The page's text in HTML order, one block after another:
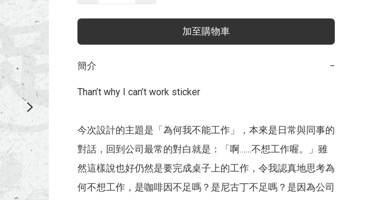
加至購物車
簡介 −
Than’t why I can’t work sticker
今次設計的主題是「為何我不能工作」，本來是日常與同事的
對話，回到公司最常的對白就是：「啊……不想工作喔。」雖
然這樣說也好仍然是要完成桌子上的工作，令我認真地思考為
何不想工作，是咖啡因不足嗎？是尼古丁不足嗎？是因為公司